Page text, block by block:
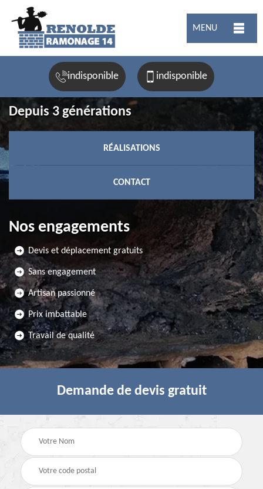
MENU
indisponible indisponible
Depuis 3 générations
RÉALISATIONS
CONTACT
Nos engagements
Devis et déplacement gratuits
Sans engagement
Artisan passionné
Prix imbattable
Travail de qualité
Demande de devis gratuit